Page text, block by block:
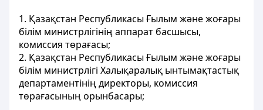
1. Қазақстан Республикасы Ғылым және жоғары
білім министрлігінің аппарат басшысы,
комиссия төрағасы;
2. Қазақстан Республикасы Ғылым және жоғары
білім министрлігі Халықаралық ынтымақтастық
департаментінің директоры, комиссия
төрағасының орынбасары;